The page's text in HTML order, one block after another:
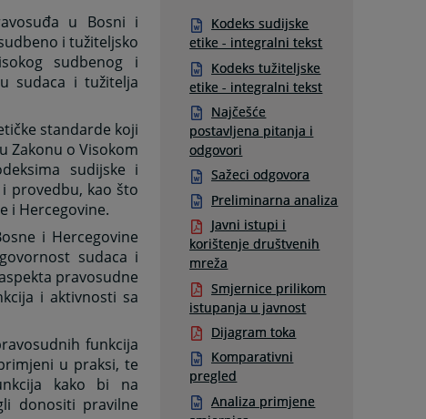
u Bosni i
i tužiteljsko
sudbenog i
sudaca i tužitelja
standarde koji
Zakonu o Visokom
sudijske i
provedbu, kao što
i Hercegovine.
i Hercegovine
sudaca i
pravosudne
i aktivnosti sa
funkcija
u praksi, te
kako bi na
donositi pravilne
Kodeks sudijske
etike - integralni tekst
Kodeks tužiteljske
etike - integralni tekst
Najčešće
postavljena pitanja i
odgovori
Sažeci odgovora
Preliminarna analiza
Javni istupi i
korištenje društvenih
mreža
Smjernice prilikom
istupanja u javnost
Dijagram toka
Komparativni
pregled
Analiza primjene